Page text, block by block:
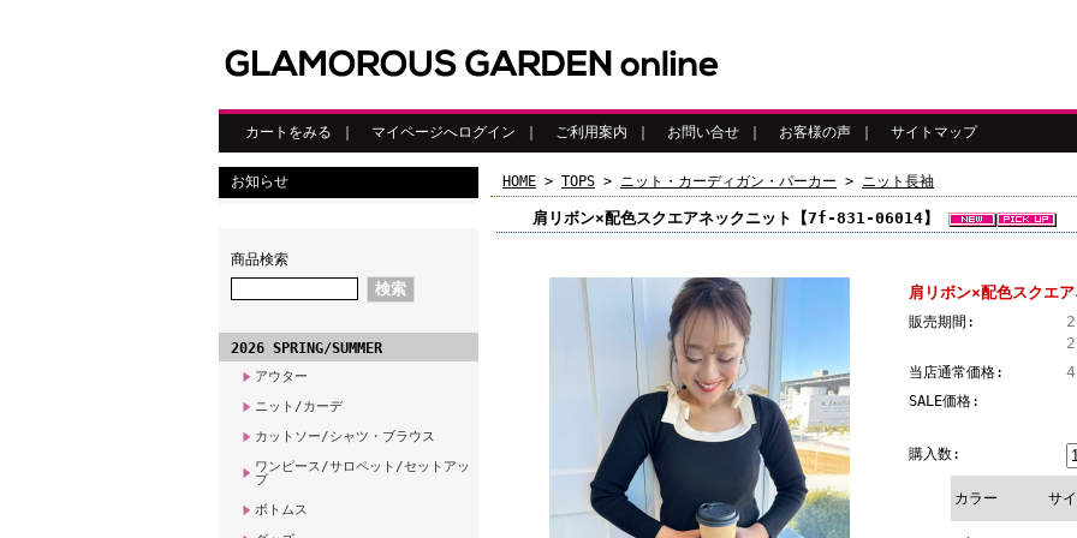
カートをみる マイページへログイン ご利用案内 お問い合せ お客様の声 サイトマップ
お知らせ
商品検索
2026 SPRING/SUMMER
アウター
ニット/カーデ
カットソー/シャツ・ブラウス
ワンピース/サロペット/セットアッ
プ
ボトムス
HOME > TOPS > ニット・カーディガン・パーカー > ニット長袖
肩リボン×配色スクエアネックニット【7f-831-06014】
肩リボン×配色スクエ
販売期間:
当店通常価格:
SALE価格:
購入数:
カラー サ